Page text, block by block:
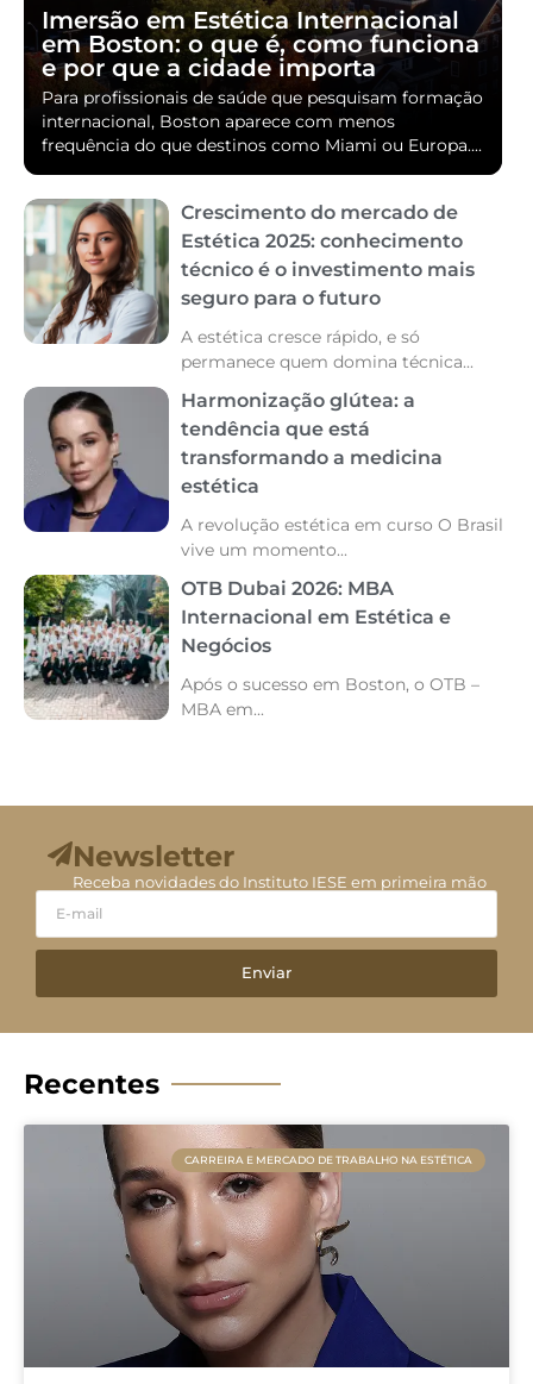
Imersão em Estética Internacional
em Boston: o que é, como funciona
e por que a cidade importa
Para profissionais de saúde que pesquisam formação
internacional, Boston aparece com menos
frequência do que destinos como Miami ou Europa....
Crescimento do mercado de
Estética 2025: conhecimento
técnico é o investimento mais
seguro para o futuro
A estética cresce rápido, e só
permanece quem domina técnica...
Harmonização glútea: a
tendência que está
transformando a medicina
estética
A revolução estética em curso O Brasil
vive um momento...
OTB Dubai 2026: MBA
Internacional em Estética e
Negócios
Após o sucesso em Boston, o OTB –
MBA em...
Newsletter
Receba novidades do Instituto IESE em primeira mão
Enviar
Recentes
CARREIRA E MERCADO DE TRABALHO NA ESTÉTICA